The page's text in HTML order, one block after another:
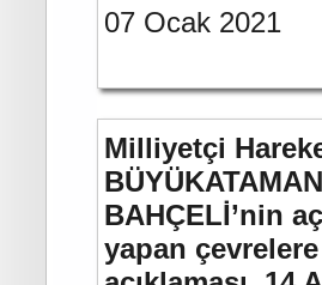
07 Ocak 2021
Milliyetçi
BAHÇELİ’nin
yapan